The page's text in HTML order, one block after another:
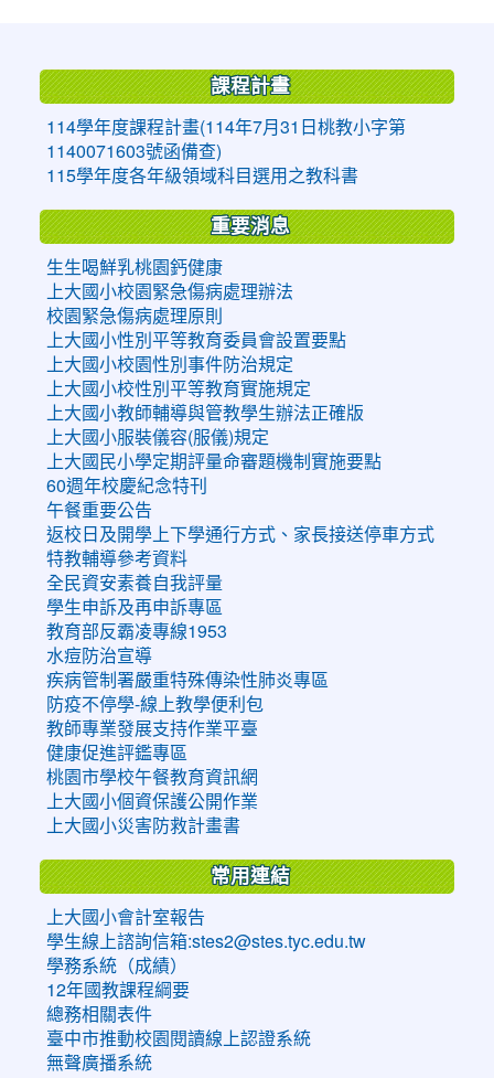
課程計畫
114學年度課程計畫(114年7月31日桃教小字第
1140071603號函備查)
115學年度各年級領域科目選用之教科書
重要消息
生生喝鮮乳桃園鈣健康
上大國小校園緊急傷病處理辦法
校園緊急傷病處理原則
上大國小性別平等教育委員會設置要點
上大國小校園性別事件防治規定
上大國小校性別平等教育實施規定
上大國小教師輔導與管教學生辦法正確版
上大國小服裝儀容(服儀)規定
上大國民小學定期評量命審題機制實施要點
60週年校慶紀念特刊
午餐重要公告
返校日及開學上下學通行方式、家長接送停車方式
特教輔導參考資料
全民資安素養自我評量
學生申訴及再申訴專區
教育部反霸凌專線1953
水痘防治宣導
疾病管制署嚴重特殊傳染性肺炎專區
防疫不停學-線上教學便利包
教師專業發展支持作業平臺
健康促進評鑑專區
桃園市學校午餐教育資訊網
上大國小個資保護公開作業
上大國小災害防救計畫書
常用連結
上大國小會計室報告
學生線上諮詢信箱:stes2@stes.tyc.edu.tw
學務系統（成績）
12年國教課程綱要
總務相關表件
臺中市推動校園閱讀線上認證系統
無聲廣播系統